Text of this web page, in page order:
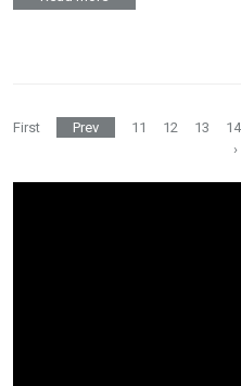
First
Prev 11 12 13 14
›